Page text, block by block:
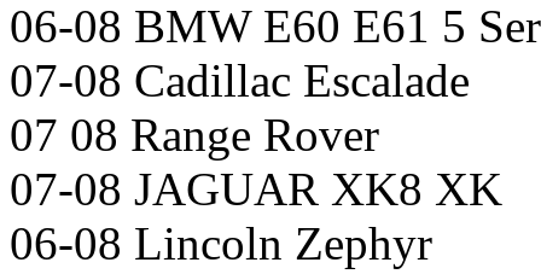
06-08 BMW E60 E61 5
07-08 Cadillac Escalade
07 08 Range Rover
07-08 JAGUAR XK8 XK
06-08 Lincoln Zephyr